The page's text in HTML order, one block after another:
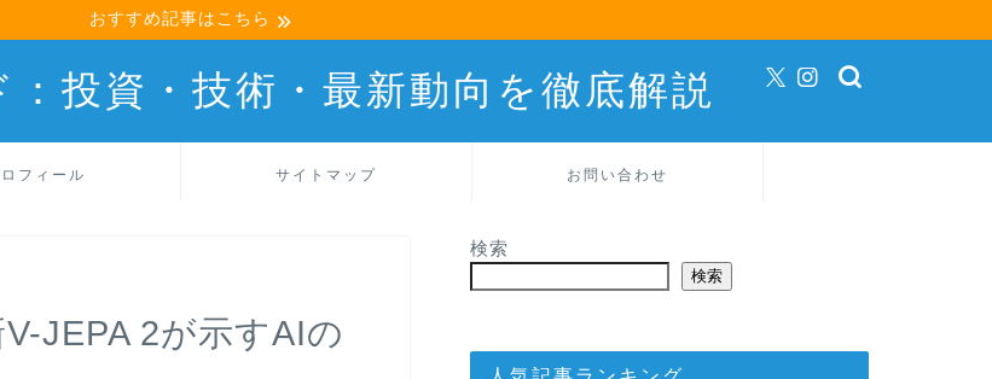
おすすめ記事はこちら
投資・技術・最新動向を徹底解説
フィール サイトマップ お問い合わせ
JEPA 2が示すAIの
検索
検索